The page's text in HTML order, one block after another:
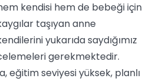
kendisi hem de bebeği için
taşıyan anne
yukarıda saydığımız
gerekmektedir.
eğitim seviyesi yüksek, planlı